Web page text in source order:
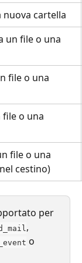
nuova cartella
un file o una
file o una
file o una
file o una
cestino)
per
,
o